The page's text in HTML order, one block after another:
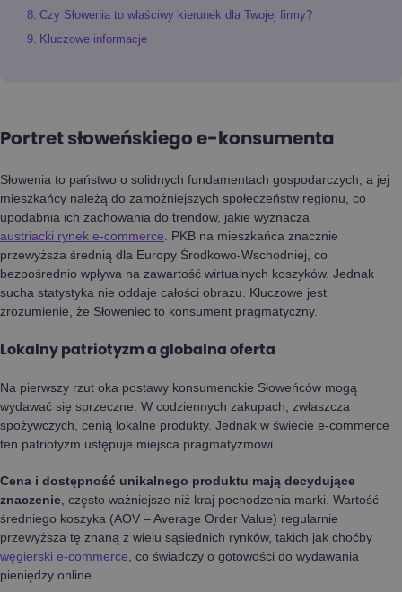
Czy Słowenia to właściwy kierunek dla Twojej firmy?
Kluczowe informacje
Portret słoweńskiego e-konsumenta
Słowenia to państwo o solidnych fundamentach gospodarczych, a jej
mieszkańcy należą do zamożniejszych społeczeństw regionu, co
upodabnia ich zachowania do trendów, jakie wyznacza
austriacki rynek e-commerce . PKB na mieszkańca znacznie
przewyższa średnią dla Europy Środkowo-Wschodniej, co
bezpośrednio wpływa na zawartość wirtualnych koszyków. Jednak
sucha statystyka nie oddaje całości obrazu. Kluczowe jest
zrozumienie, że Słoweniec to konsument pragmatyczny.
Lokalny patriotyzm a globalna oferta
Na pierwszy rzut oka postawy konsumenckie Słoweńców mogą
wydawać się sprzeczne. W codziennych zakupach, zwłaszcza
spożywczych, cenią lokalne produkty. Jednak w świecie e-commerce
ten patriotyzm ustępuje miejsca pragmatyzmowi.
Cena i dostępność unikalnego produktu mają decydujące
znaczenie , często ważniejsze niż kraj pochodzenia marki. Wartość
średniego koszyka (AOV – Average Order Value) regularnie
przewyższa tę znaną z wielu sąsiednich rynków, takich jak choćby
węgierski e-commerce , co świadczy o gotowości do wydawania
pieniędzy online.